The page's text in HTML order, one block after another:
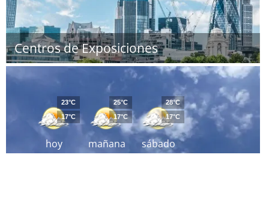
Centros de Exposiciones
hoy
23°C
17°C
mañana
25°C
17°C
sábado
28°C
17°C